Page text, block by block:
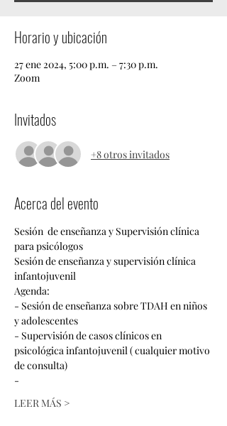
Horario y ubicación
27 ene 2024, 5:00 p.m. – 7:30 p.m.
Zoom
Invitados
+8 otros invitados
Acerca del evento
Sesión  de enseñanza y Supervisión clínica
para psicólogos
Sesión de enseñanza y supervisión clínica
infantojuvenil
Agenda:
- Sesión de enseñanza sobre TDAH en niños
y adolescentes
- Supervisión de casos clínicos en
psicológica infantojuvenil ( cualquier motivo
de consulta)
-
LEER MÁS >